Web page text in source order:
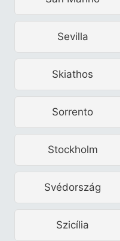
Sevilla
Skiathos
Sorrento
Stockholm
Svédország
Szicília